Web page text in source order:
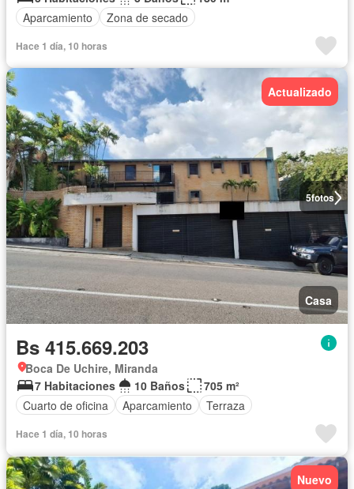
Aparcamiento
Zona de secado
Hace 1 día, 10 horas
5fotos
Actualizado
Casa
Bs 415.669.203
Boca De Uchire, Miranda
7 Habitaciones
10 Baños
705 m²
Cuarto de oficina
Aparcamiento Terraza
Hace 1 día, 10 horas
Nuevo